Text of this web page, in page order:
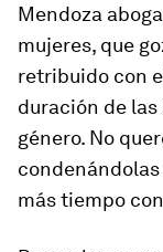
Mendoza
mujeres, que
retribuido con
duración de
género. No
más tiempo